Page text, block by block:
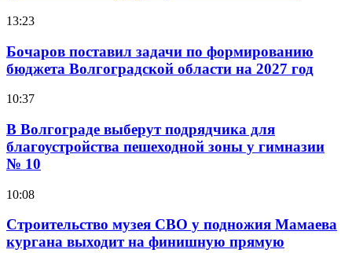
13:23
Бочаров поставил задачи по формированию
бюджета Волгоградской области на 2027 год
10:37
В Волгограде выберут подрядчика для
благоустройства пешеходной зоны у гимназии
№ 10
10:08
Строительство музея СВО у подножия Мамаева
кургана выходит на финишную прямую